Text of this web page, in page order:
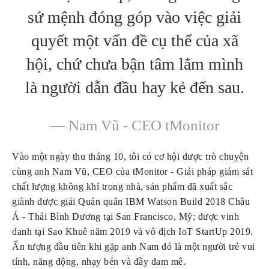
sứ mệnh đóng góp vào việc giải
quyết một vấn đề cụ thể của xã
hội, chứ chưa bận tâm lắm mình
là người dẫn đầu hay kẻ đến sau.
— Nam Vũ - CEO tMonitor
Vào một ngày thu tháng 10, tôi có cơ hội được trò chuyện
cùng anh Nam Vũ, CEO của tMonitor - Giải pháp giám sát
chất lượng không khí trong nhà, sản phẩm đã xuất sắc
giành được giải Quán quân IBM Watson Build 2018 Châu
Á - Thái Bình Dương tại San Francisco, Mỹ; được vinh
danh tại Sao Khuê năm 2019 và vô địch IoT StartUp 2019.
Ấn tượng đầu tiên khi gặp anh Nam đó là một người trẻ vui
tính, năng động, nhạy bén và đầy đam mê.